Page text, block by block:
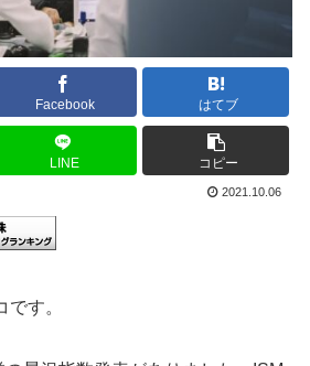
Facebook はてブ
LINE コピー
2021.10.06
す。